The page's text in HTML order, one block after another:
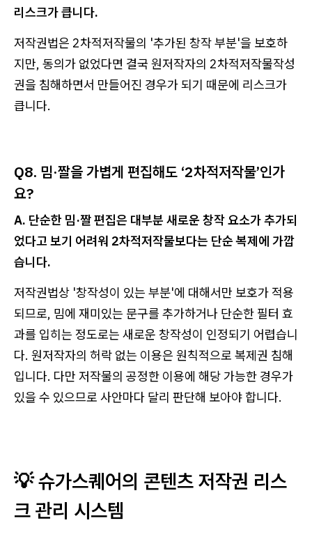
리스크가 큽니다.
저작권법은 2차적저작물의 '추가된 창작 부분'을 보호하
지만, 동의가 없었다면 결국 원저작자의 2차적저작물작성
권을 침해하면서 만들어진 경우가 되기 때문에 리스크가
큽니다.
Q8. 밈·짤을 가볍게 편집해도 ‘2차적저작물’인가
요?
A. 단순한 밈·짤 편집은 대부분 새로운 창작 요소가 추가되
었다고 보기 어려워 2차적저작물보다는 단순 복제에 가깝
습니다.
저작권법상 '창작성이 있는 부분'에 대해서만 보호가 적용
되므로, 밈에 재미있는 문구를 추가하거나 단순한 필터 효
과를 입히는 정도로는 새로운 창작성이 인정되기 어렵습니
다. 원저작자의 허락 없는 이용은 원칙적으로 복제권 침해
입니다. 다만 저작물의 공정한 이용에 해당 가능한 경우가
있을 수 있으므로 사안마다 달리 판단해 보아야 합니다.
💡 슈가스퀘어의 콘텐츠 저작권 리스
크 관리 시스템